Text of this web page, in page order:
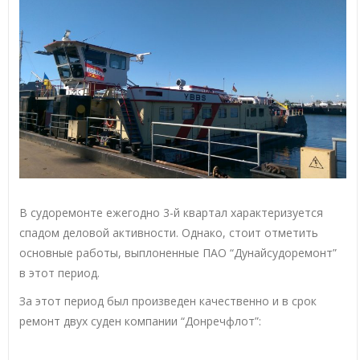
В судоремонте ежегодно 3-й квартал характеризуется
спадом деловой активности. Однако, стоит отметить
основные работы, выплоненные ПАО “Дунайсудоремонт”
в этот период.
За этот период был произведен качественно и в срок
ремонт двух суден компании “Донречфлот”: